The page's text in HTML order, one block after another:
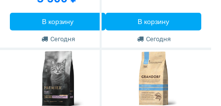
В корзину
Сегодня
В корзину
Сегодня